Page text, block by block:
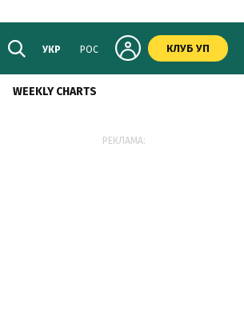
УКР РОС КЛУБ УП
WEEKLY CHARTS
РЕКЛАМА: